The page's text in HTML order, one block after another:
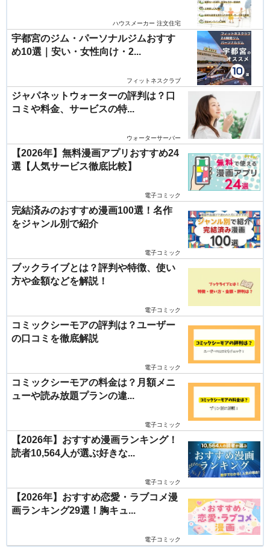
ハウスメーカー 注文住宅
宇都宮のジム・パーソナルジムおすす
め10選｜安い・女性向け・2...
フィットネスクラブ
ジャパネットウォーターの評判は？口
コミや料金、サービスの特...
ウォーターサーバー
【2026年】無料漫画アプリおすすめ24
選【人気サービス徹底比較】
電子コミック
完結済みのおすすめ漫画100選！名作
をジャンル別で紹介
電子コミック
ブックライブとは？評判や特徴、使い
方や金額などを解説！
電子コミック
コミックシーモアの評判は？ユーザー
の口コミを徹底解説
電子コミック
コミックシーモアの料金は？月額メニ
ューや読み放題プランの違...
電子コミック
【2026年】おすすめ漫画ランキング！
読者10,564人が選ぶ好きな...
電子コミック
【2026年】おすすめ恋愛・ラブコメ漫
画ランキング29選！胸キュ...
電子コミック